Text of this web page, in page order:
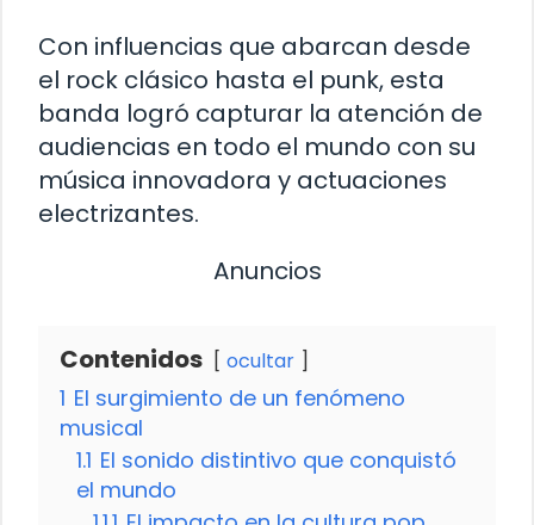
Con influencias que abarcan desde
el rock clásico hasta el punk, esta
banda logró capturar la atención de
audiencias en todo el mundo con su
música innovadora y actuaciones
electrizantes.
Anuncios
Contenidos ocultar
1 El surgimiento de un fenómeno
musical
1.1 El sonido distintivo que conquistó
el mundo